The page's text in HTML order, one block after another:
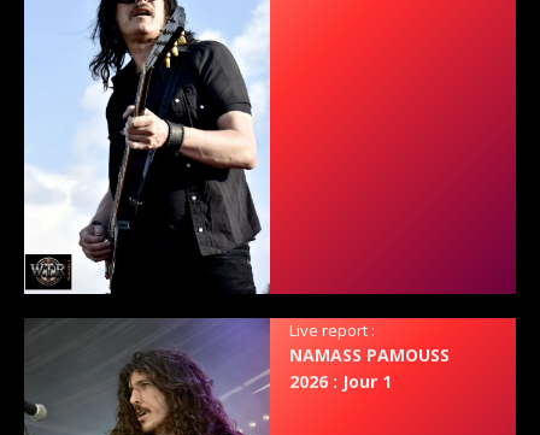
Live report :
NAMASS PAMOUSS
2026 : Jour 1